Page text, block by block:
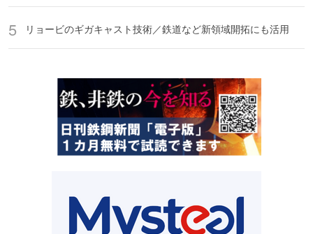
リョービのギガキャスト技術／鉄道など新領域開拓にも活用